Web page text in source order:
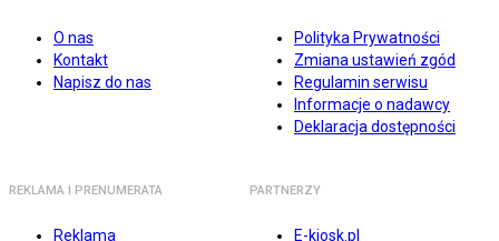
O nas
Kontakt
Napisz do nas
Polityka Prywatności
Zmiana ustawień zgód
Regulamin serwisu
Informacje o nadawcy
Deklaracja dostępności
REKLAMA I PRENUMERATA
Reklama
PARTNERZY
E-kiosk.pl